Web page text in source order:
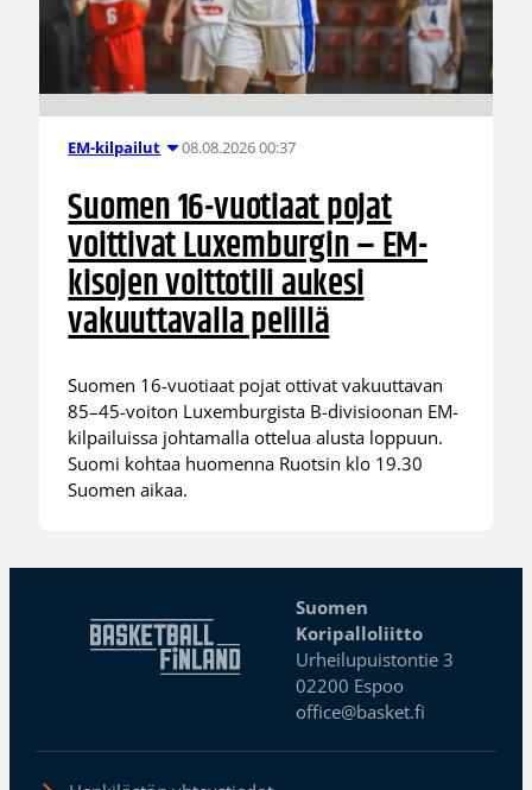
EM-kilpailut 08.08.2026 00:37
Suomen 16-vuotiaat pojat
voittivat Luxemburgin – EM-
kisojen voittotili aukesi
vakuuttavalla pelillä
Suomen 16-vuotiaat pojat ottivat vakuuttavan
85–45-voiton Luxemburgista B-divisioonan EM-
kilpailuissa johtamalla ottelua alusta loppuun.
Suomi kohtaa huomenna Ruotsin klo 19.30
Suomen aikaa.
Suomen
Koripalloliitto
Urheilupuistontie 3
02200 Espoo
office@basket.fi